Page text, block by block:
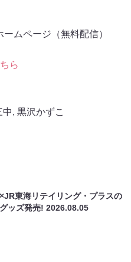
ムページ（無料配信）
ら
中, 黒沢かずこ
東海リテイリング・プラスの
グッズ発売!2026.08.05